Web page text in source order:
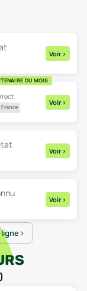
Voir >
DU MOIS
Voir >
Voir >
Voir >